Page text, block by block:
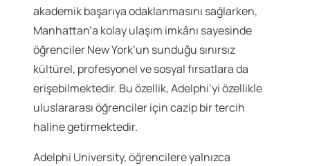
akademik başarıya odaklanmasını sağlarken,
Manhattan’a kolay ulaşım imkânı sayesinde
öğrenciler New York’un sunduğu sınırsız
kültürel, profesyonel ve sosyal fırsatlara da
erişebilmektedir. Bu özellik, Adelphi’yi özellikle
uluslararası öğrenciler için cazip bir tercih
haline getirmektedir.
Adelphi University, öğrencilere yalnızca